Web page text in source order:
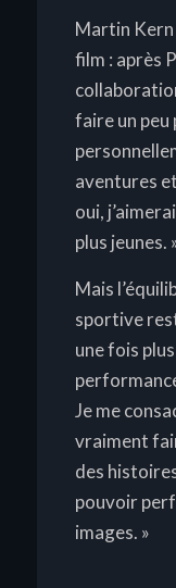
Martin Kern
film : après
faire un peu
aventures
oui,
plus jeunes.
Mais
sportive
une fois
Je me
vraiment
des
pouvoir
images. »